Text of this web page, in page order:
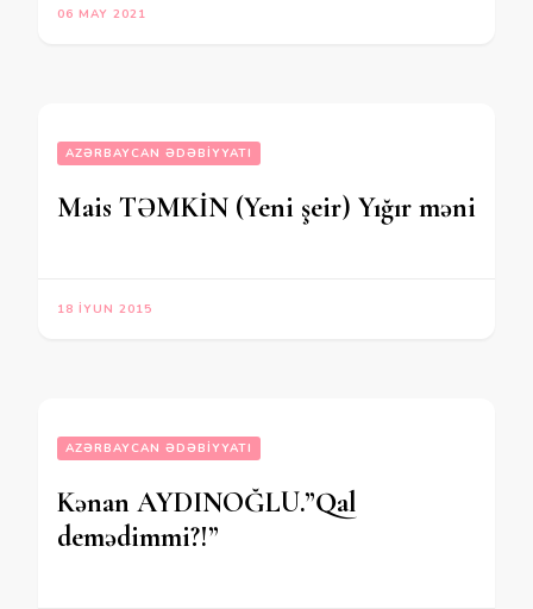
06 MAY 2021
AZƏRBAYCAN ƏDƏBIYYATI
Mais TƏMKİN (Yeni şeir) Yığır məni
18 İYUN 2015
AZƏRBAYCAN ƏDƏBIYYATI
Kənan AYDINOĞLU.”Qal
demədimmi?!”